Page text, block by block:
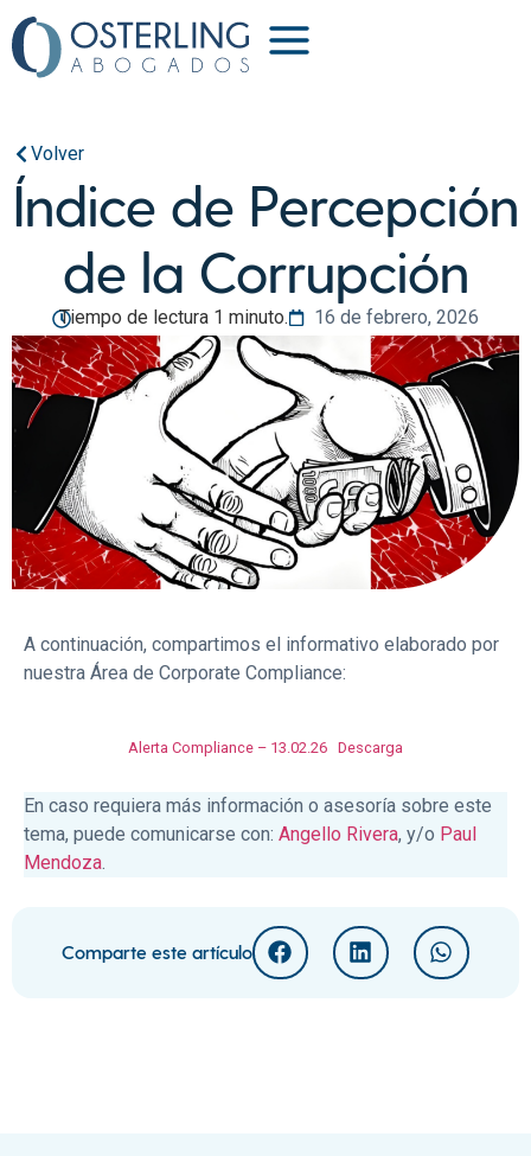
Volver
Índice de Percepción
de la Corrupción
Tiempo de lectura 1 minuto. 16 de febrero, 2026
A continuación, compartimos el informativo elaborado por
nuestra Área de Corporate Compliance:
Alerta Compliance – 13.02.26 Descarga
En caso requiera más información o asesoría sobre este
tema, puede comunicarse con: Angello Rivera, y/o Paul
Mendoza.
Comparte este artículo